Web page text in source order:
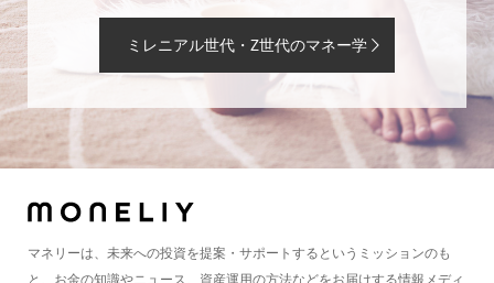
ミレニアル世代・Z世代のマネー学
マネリーは、未来への投資を提案・サポートするというミッションのも
と、お金の知識やニュース、資産運用の方法などをお届けする情報メディ